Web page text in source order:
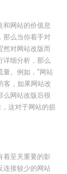
网站的价值息
那么当你着手对
然对网站改版而
详细分析，那么
量。例如，“网站
客，如果网站改
么网站改版后很
这对于网站的损
至关重要的影
连接较少的网站